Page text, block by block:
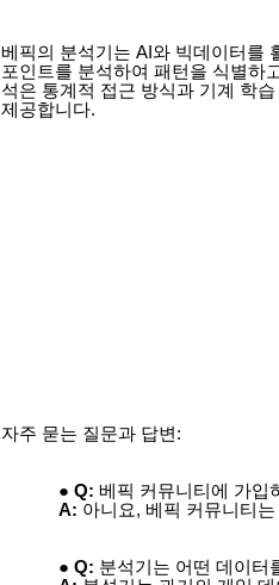
베픽의 분석기는 AI와 빅데이터를
포인트를 분석하여 패턴을 식별하
석은 통계적 접근 방식과 기계 학
제공합니다.
자주 묻는 질문과 답변:
Q: 베픽 커뮤니티에 가입
A: 아니요, 베픽 커뮤니티
Q: 분석기는 어떤 데이터